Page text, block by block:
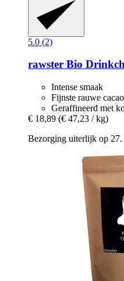
5.0 (2)
rawster Bio
Intense smaak
Fijnste rauwe
Geraffineerd met
€ 18,89 (€ 47,23 / kg)
Bezorging uiterlijk op 27.